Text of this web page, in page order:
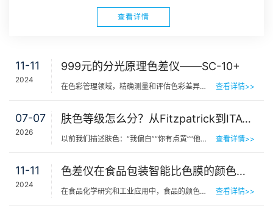
查看详情
11-11
2024
999元的分光原理色差仪——SC-10+
在色彩管理领域，精确测量和评估色彩差异至关重要。对于追求色彩精准度的专业人士来说，一款性能稳定、价格… 查看详情>>
07-07
2026
肤色等级怎么分？从Fitzpatrick到ITA°，三恩时皮肤测色仪让肤色“数字化”
以前我们描述肤色：“我偏白”“你有点黄”“他挺黑”……现在… 查看详情>>
11-11
2024
色差仪在食品包装智能比色膜的颜色特性评估
在食品化学研究和工业应用中，食品的颜色不仅关系到其外观品质，更是新鲜度和质量的重要指标。色差仪作为一… 查看详情>>